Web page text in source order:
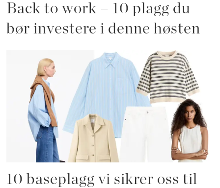
Back to work – 10 plagg du
bør investere i denne høsten
10 baseplagg vi sikrer oss til